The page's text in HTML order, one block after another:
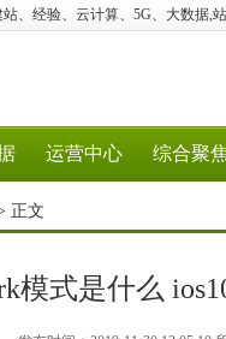
站、经验、云计算、5G、大数据,
运营中心 综合聚
正文
模式是什么